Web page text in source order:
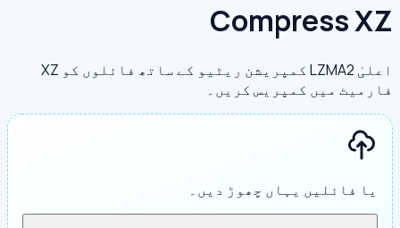
Compress XZ
اعلیٰ LZMA2 کمپریشن ریٹیو کے ساتھ فائلوں کو XZ
فارمیٹ میں کمپریس کریں۔
یا فائلیں یہاں چھوڑ دیں۔